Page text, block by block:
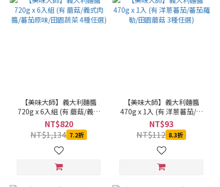
【美味大師】義大利麵醬
720g x 6入組 (有 蘑菇/義式
肉醬/蕃茄原味/田園蔬菜 4種
任選)
NT$820
NT$1,134 7.2折
【美味大師】義大利麵醬
470g x 1入 (有 洋蔥蕃茄/蕃
茄羅勒/田園蘑菇 3種任選)
NT$93
NT$112 8.3折